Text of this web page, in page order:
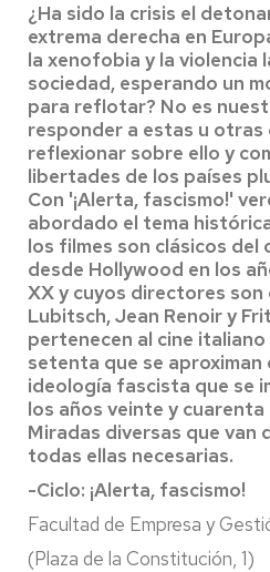
¿Ha sido la crisis el
extrema derecha en
la xenofobia y la violencia
sociedad, esperando un
para reflotar? No es
responder a estas u
reflexionar sobre ello y
libertades de los países
Con '¡Alerta, fascismo!'
abordado el tema
los filmes son clásicos del
desde Hollywood en los
XX y cuyos directores
Lubitsch, Jean Renoir y
pertenecen al cine
setenta que se aproximan
ideología fascista que se
los años veinte y
Miradas diversas que van
todas ellas necesarias.
-Ciclo: ¡Alerta, fascismo!
Facultad de Empresa y
(Plaza de la Constitución, 1)